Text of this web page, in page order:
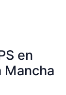
en
Mancha